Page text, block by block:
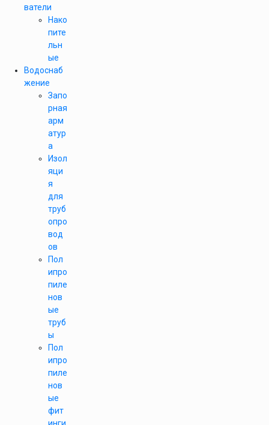
ватели
Нако
пите
льн
ые
Водоснаб
жение
Запо
рная
арм
атур
а
Изол
яци
я
для
труб
опро
вод
ов
Пол
ипро
пиле
нов
ые
труб
ы
Пол
ипро
пиле
нов
ые
фит